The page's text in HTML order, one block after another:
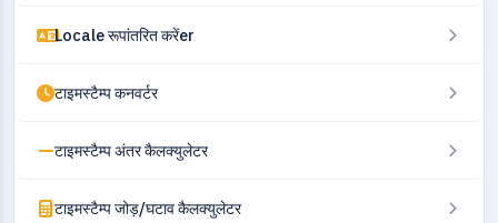
Locale रूपांतरित करेंer
टाइमस्टैम्प कनवर्टर
टाइमस्टैम्प अंतर कैलक्युलेटर
टाइमस्टैम्प जोड़/घटाव कैलक्युलेटर